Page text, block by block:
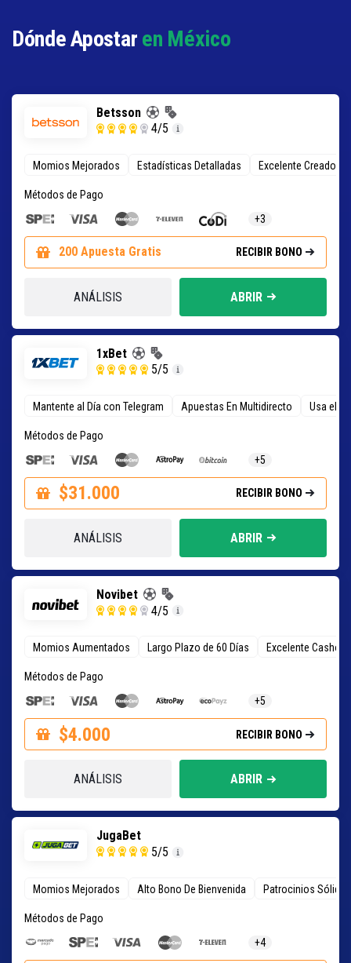
Dónde Apostar en México
Betsson
4/5
Momios Mejorados Estadísticas Detalladas Excelente Creador
Métodos de Pago
+3
200 Apuesta Gratis RECIBIR BONO
ANÁLISIS ABRIR
1xBet
5/5
Mantente al Día con Telegram Apuestas En Multidirecto Usa el
Métodos de Pago
+5
$31.000 RECIBIR BONO
ANÁLISIS ABRIR
Novibet
4/5
Momios Aumentados Largo Plazo de 60 Días Excelente Cashout
Métodos de Pago
+5
$4.000 RECIBIR BONO
ANÁLISIS ABRIR
JugaBet
5/5
Momios Mejorados Alto Bono De Bienvenida Patrocinios
Métodos de Pago
+4